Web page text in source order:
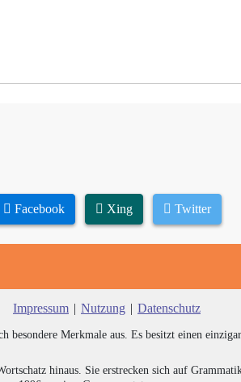
Facebook Xing Twitter
Impressum | Nutzung | Datenschutz
besondere Merkmale aus. Es besitzt einen
hinaus. Sie erstrecken sich auf